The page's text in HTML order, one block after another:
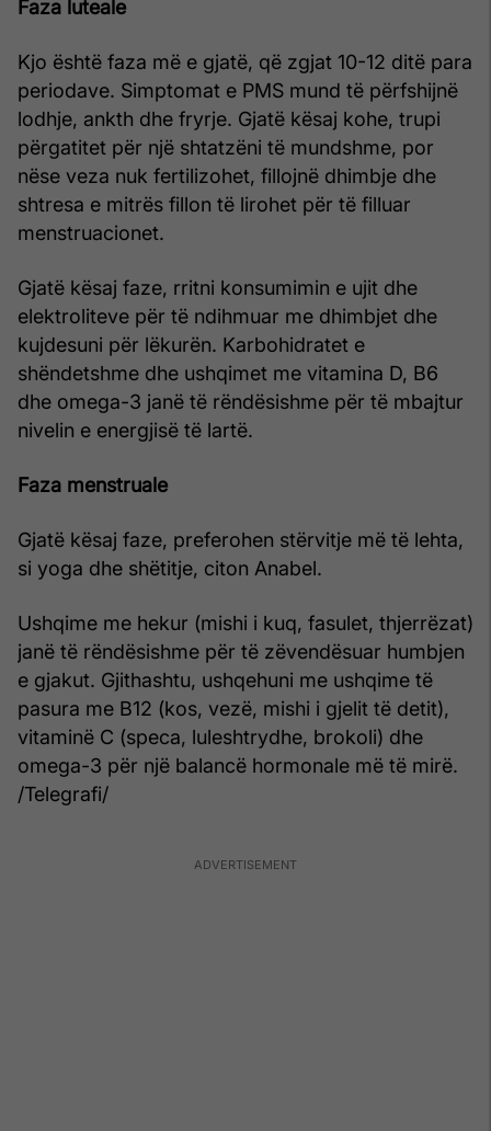
Faza luteale
Kjo është faza më e gjatë, që zgjat 10-12 ditë para
periodave. Simptomat e PMS mund të përfshijnë
lodhje, ankth dhe fryrje. Gjatë kësaj kohe, trupi
përgatitet për një shtatzëni të mundshme, por
nëse veza nuk fertilizohet, fillojnë dhimbje dhe
shtresa e mitrës fillon të lirohet për të filluar
menstruacionet.
Gjatë kësaj faze, rritni konsumimin e ujit dhe
elektroliteve për të ndihmuar me dhimbjet dhe
kujdesuni për lëkurën. Karbohidratet e
shëndetshme dhe ushqimet me vitamina D, B6
dhe omega-3 janë të rëndësishme për të mbajtur
nivelin e energjisë të lartë.
Faza menstruale
Gjatë kësaj faze, preferohen stërvitje më të lehta,
si yoga dhe shëtitje, citon Anabel.
Ushqime me hekur (mishi i kuq, fasulet, thjerrëzat)
janë të rëndësishme për të zëvendësuar humbjen
e gjakut. Gjithashtu, ushqehuni me ushqime të
pasura me B12 (kos, vezë, mishi i gjelit të detit),
vitaminë C (speca, luleshtrydhe, brokoli) dhe
omega-3 për një balancë hormonale më të mirë.
/Telegrafi/